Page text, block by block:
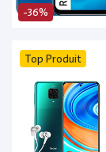
-36%
Top Produit